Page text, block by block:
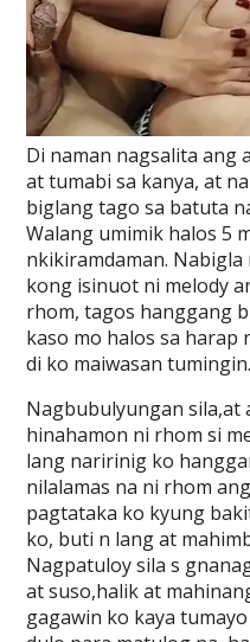
Di naman nagsalita ang
at tumabi sa kanya, at
biglang tago sa batuta
Walang umimik halos 5
nkikiramdaman.
kong isinuot ni melody
rhom, tagos hanggang
kaso mo halos sa harap
di ko maiwasan tumingin.
Nagbubulyungan
hinahamon ni rhom si
lang naririnig ko
nilalamas na ni rhom
pagtataka ko kyung
ko, buti n lang at
Nagpatuloy sila s
at suso,halik at
gagawin ko kaya